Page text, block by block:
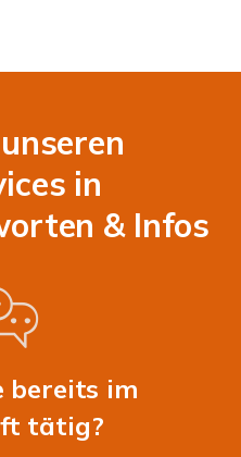
in
& Infos
bereits im
tätig?